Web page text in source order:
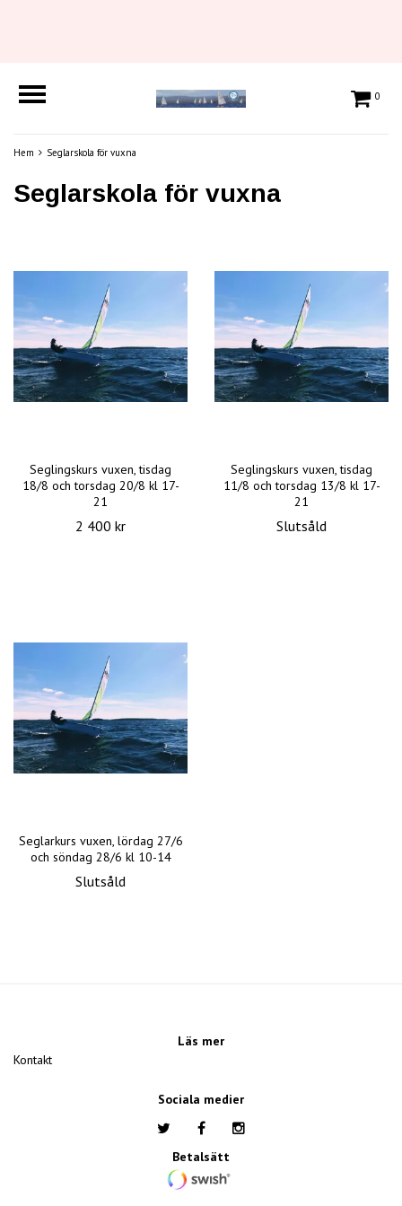
0
Hem Seglarskola för vuxna
Seglarskola för vuxna
Seglingskurs vuxen, tisdag
18/8 och torsdag 20/8 kl 17-
21
2 400 kr
Seglingskurs vuxen, tisdag
11/8 och torsdag 13/8 kl 17-
21
Slutsåld
Seglarkurs vuxen, lördag 27/6
och söndag 28/6 kl 10-14
Slutsåld
Läs mer
Kontakt
Sociala medier
Betalsätt